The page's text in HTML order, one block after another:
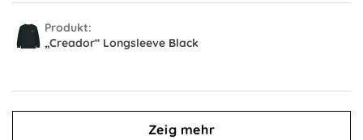
Produkt:
„Creador“ Longsleeve Black
Zeig mehr